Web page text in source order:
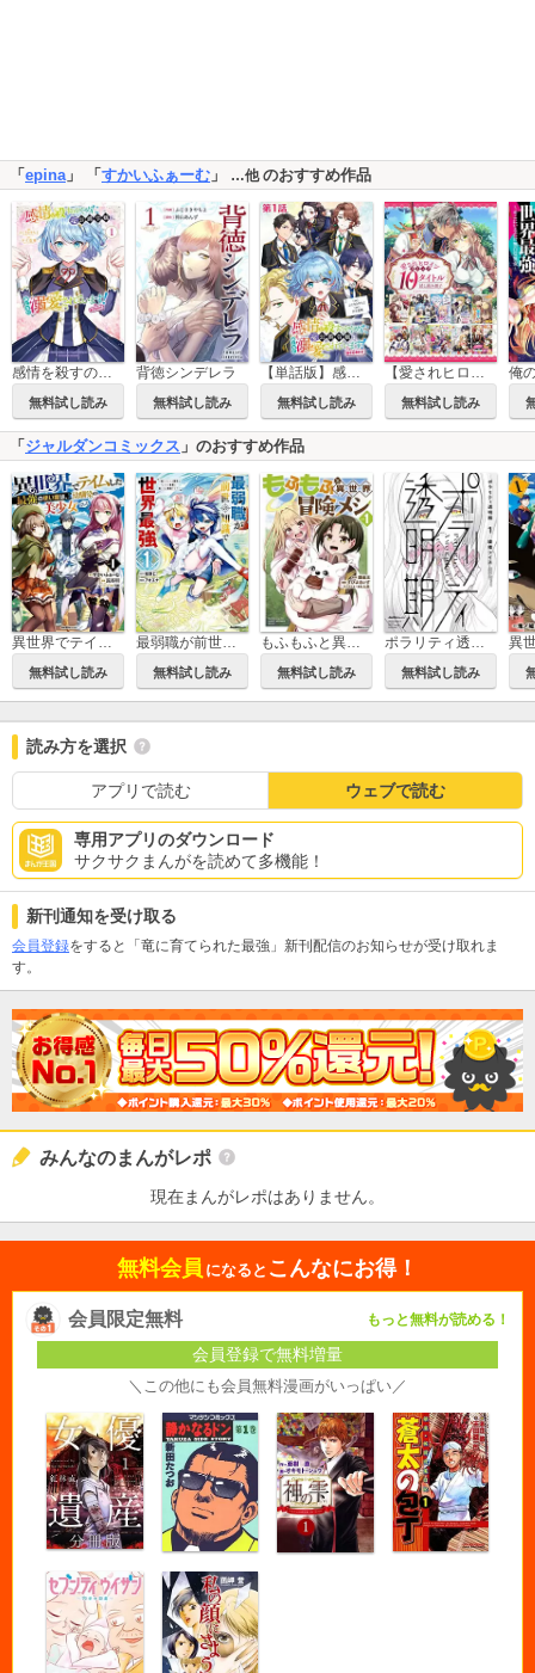
「 epina」 「 すかいふぁーむ 」 …他のおすすめ作品
感情を殺すのをやめた元公爵令嬢は、みんなに溺愛されています! @COMIC
無料試し読み
背徳シンデレラ
無料試し読み
【単話版】感情を殺すのをやめた元公爵令嬢は、みんなに溺愛されています！@COMIC
無料試し読み
【愛されヒロイン編】comicコロナ 人気10タイトル試し読み冊子
無料試し読み
「 ジャルダンコミックス 」のおすすめ作品
異世界でテイムした最強の使い魔は、幼馴染の美少女でした
無料試し読み
最弱職が前世の知識で世界最強
無料試し読み
もふもふと異世界冒険メシ
無料試し読み
ポラリティ透明期
無料試し読み
読み方を選択
アプリで読む ウェブで読む
専用アプリのダウンロード
サクサクまんがを読めて多機能！
新刊通知を受け取る
会員登録をすると「竜に育てられた最強」新刊配信のお知らせが受け取れま
す。
みんなのまんがレポ
現在まんがレポはありません。
無料会員 になると こんなにお得！
会員限定無料 もっと無料が読める！
会員登録で無料増量
＼この他にも会員無料漫画がいっぱい／